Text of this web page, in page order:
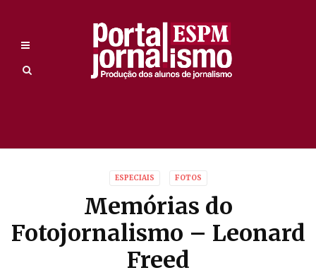
ESPECIAIS FOTOS
Memórias do
Fotojornalismo – Leonard
Freed